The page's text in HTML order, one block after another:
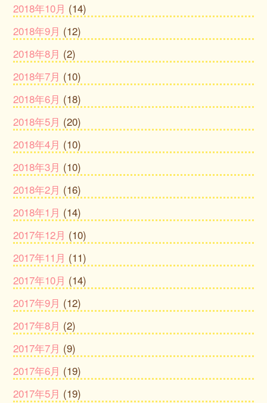
2018年10月 (14)
2018年9月 (12)
2018年8月 (2)
2018年7月 (10)
2018年6月 (18)
2018年5月 (20)
2018年4月 (10)
2018年3月 (10)
2018年2月 (16)
2018年1月 (14)
2017年12月 (10)
2017年11月 (11)
2017年10月 (14)
2017年9月 (12)
2017年8月 (2)
2017年7月 (9)
2017年6月 (19)
2017年5月 (19)